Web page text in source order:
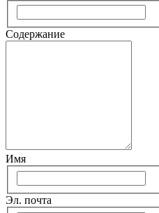
Содержание
Имя
Эл. почта